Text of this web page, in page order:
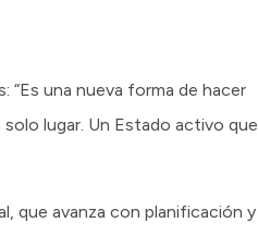
“Es una nueva forma de hacer
lugar. Un Estado activo que
que avanza con planificación y